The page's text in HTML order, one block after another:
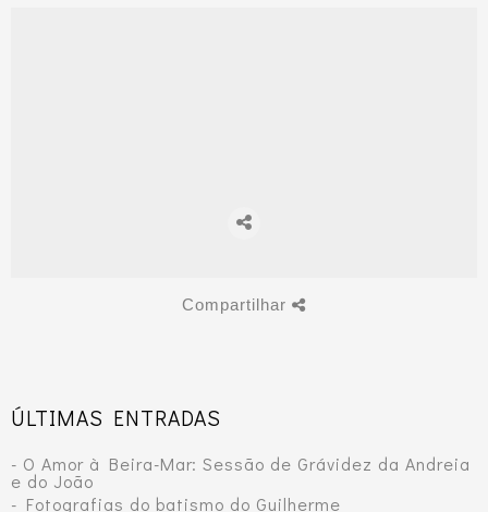
Compartilhar
ÚLTIMAS ENTRADAS
- O Amor à Beira-Mar: Sessão de Grávidez da Andreia
e do João
- Fotografias do batismo do Guilherme